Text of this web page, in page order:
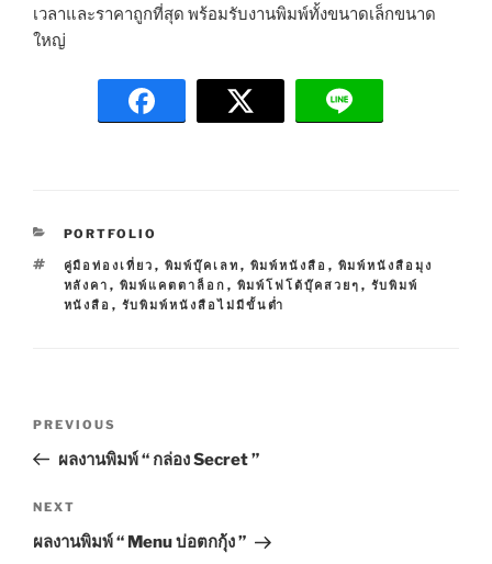
เวลาและราคาถูกที่สุด พร้อมรับงานพิมพ์ทั้งขนาดเล็กขนาด
ใหญ่
C
T
E
G
PORTFOLIO
T
A
G
คู่มือท่องเที่ยว , พิมพ์บุ๊คเลท , พิมพ์หนังสือ , พิมพ์หนังสือมุง
หลังคา , พิมพ์แคตตาล็อก , พิมพ์โฟโต้บุ๊คสวยๆ , รับพิมพ์
หนังสือ , รับพิมพ์หนังสือไม่มีขั้นต่ำ
s
t
n
P
r
v
i
PREVIOUS
ผลงานพิมพ์ “ กล่อง Secret ”
N
e
NEXT
ผลงานพิมพ์ “ Menu บ่อตกกุ้ง ”